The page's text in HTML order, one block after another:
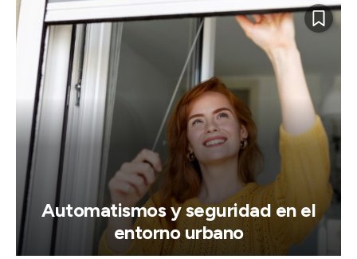
Automatismos y seguridad en el
entorno urbano